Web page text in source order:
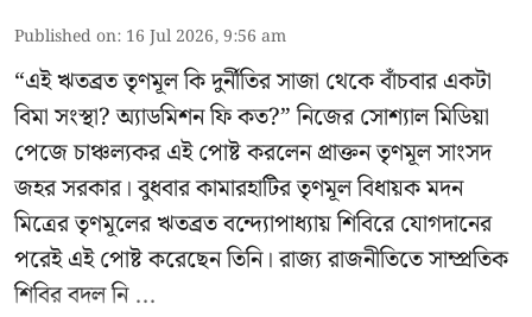
Published on: 16 Jul 2026, 9:56 am
“এই ঋতব্রত তৃণমূল কি দুর্নীতির সাজা থেকে বাঁচবার একটা
বিমা সংস্থা? অ্যাডমিশন ফি কত?” নিজের সোশ্যাল মিডিয়া
পেজে চাঞ্চল্যকর এই পোষ্ট করলেন প্রাক্তন তৃণমূল সাংসদ
জহর সরকার। বুধবার কামারহাটির তৃণমূল বিধায়ক মদন
মিত্রেরতৃণমূলের ঋতব্রত বন্দ্যোপাধ্যায় শিবিরেযোগদানের
পরেই এই পোষ্ট করেছেন তিনি। রাজ্য রাজনীতিতে সাম্প্রতিক
শিবির বদল নি ...